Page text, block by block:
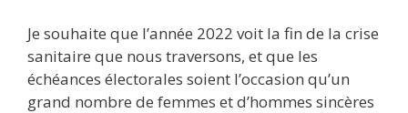
Je souhaite que l’année 2022 voit la fin de la crise
sanitaire que nous traversons, et que les
échéances électorales soient l’occasion qu’un
grand nombre de femmes et d’hommes sincères